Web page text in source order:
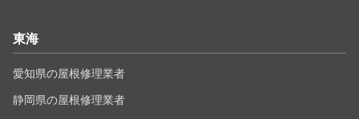
東海
愛知県の屋根修理業者
静岡県の屋根修理業者